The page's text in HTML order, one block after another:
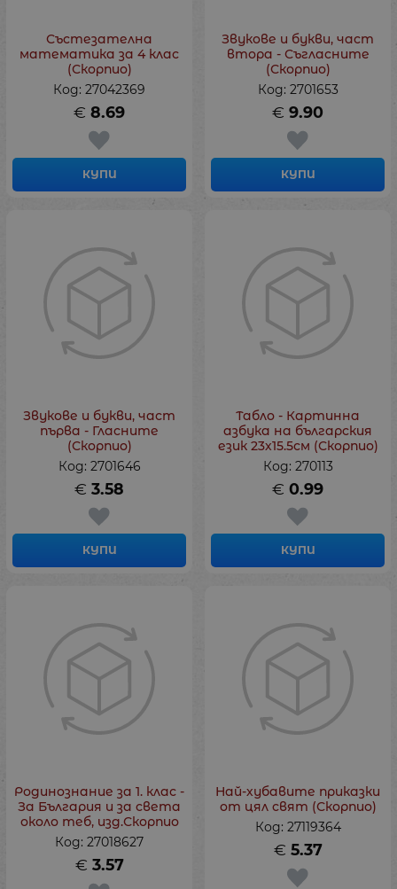
Състезателна
математика за 4 клас
(Скорпио)
Код: 27042369
8.69
€
КУПИ
Звукове и букви, част
втора - Съгласните
(Скорпио)
Код: 2701653
9.90
€
КУПИ
Звукове и букви, част
първа - Гласните
(Скорпио)
Код: 2701646
3.58
€
КУПИ
Табло - Картинна
азбука на българския
език 23х15.5см (Скорпио)
Код: 270113
0.99
€
КУПИ
Родинознание за 1. клас -
За България и за света
около теб, изд.Скорпио
Код: 27018627
3.57
€
Най-хубавите приказки
от цял свят (Скорпио)
Код: 27119364
5.37
€